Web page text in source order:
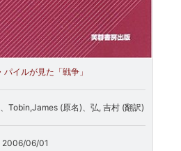
パイルが見た「戦争」
Tobin,James (原名)、弘, 吉村 (翻訳)
2006/06/01